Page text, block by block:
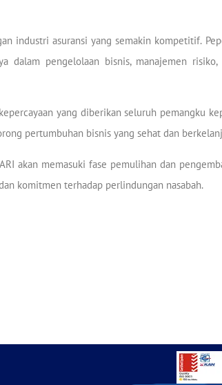
industri asuransi yang semakin kompetitif.
dalam pengelolaan bisnis, manajemen
yang diberikan seluruh pemangku
pertumbuhan bisnis yang sehat dan
akan memasuki fase pemulihan dan
komitmen terhadap perlindungan nasabah.